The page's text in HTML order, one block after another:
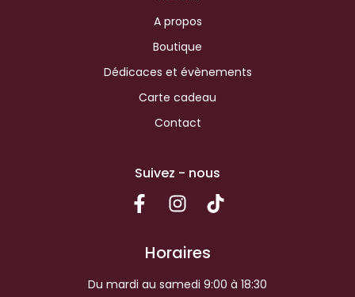
A propos
Boutique
Dédicaces et évènements
Carte cadeau
Contact
Suivez - nous
Horaires
Du mardi au samedi 9:00 à 18:30